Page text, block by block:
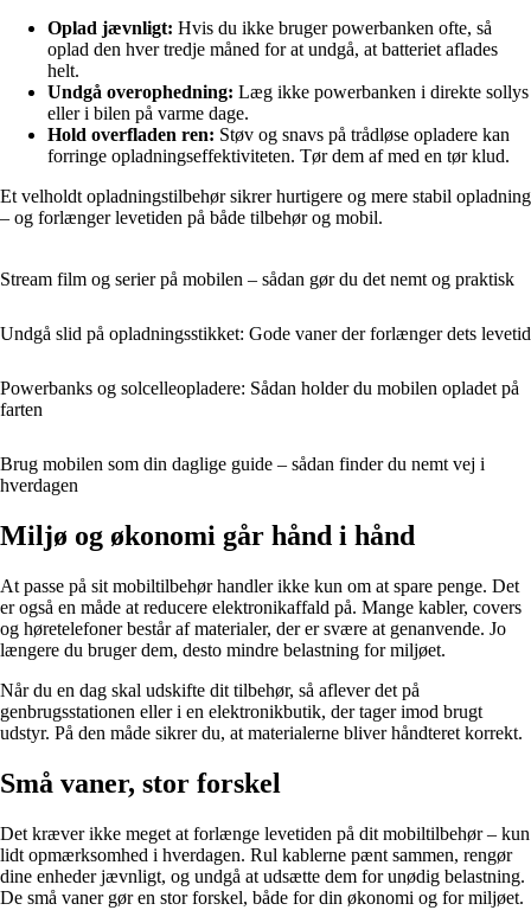
Oplad jævnligt: Hvis du ikke bruger powerbanken ofte, så
oplad den hver tredje måned for at undgå, at batteriet aflades
helt.
Undgå overophedning: Læg ikke powerbanken i direkte sollys
eller i bilen på varme dage.
Hold overfladen ren: Støv og snavs på trådløse opladere kan
forringe opladningseffektiviteten. Tør dem af med en tør klud.
Et velholdt opladningstilbehør sikrer hurtigere og mere stabil opladning
– og forlænger levetiden på både tilbehør og mobil.
Stream film og serier på mobilen – sådan gør du det nemt og praktisk
Undgå slid på opladningsstikket: Gode vaner der forlænger dets levetid
Powerbanks og solcelleopladere: Sådan holder du mobilen opladet på
farten
Brug mobilen som din daglige guide – sådan finder du nemt vej i
hverdagen
Miljø og økonomi går hånd i hånd
At passe på sit mobiltilbehør handler ikke kun om at spare penge. Det
er også en måde at reducere elektronikaffald på. Mange kabler, covers
og høretelefoner består af materialer, der er svære at genanvende. Jo
længere du bruger dem, desto mindre belastning for miljøet.
Når du en dag skal udskifte dit tilbehør, så aflever det på
genbrugsstationen eller i en elektronikbutik, der tager imod brugt
udstyr. På den måde sikrer du, at materialerne bliver håndteret korrekt.
Små vaner, stor forskel
Det kræver ikke meget at forlænge levetiden på dit mobiltilbehør – kun
lidt opmærksomhed i hverdagen. Rul kablerne pænt sammen, rengør
dine enheder jævnligt, og undgå at udsætte dem for unødig belastning.
De små vaner gør en stor forskel, både for din økonomi og for miljøet.